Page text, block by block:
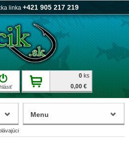
linka +421 905 217 219
0 ks
0,00 €
Menu